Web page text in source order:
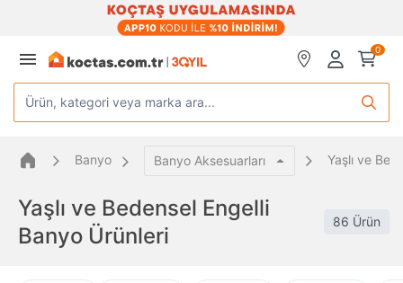
0
Ürün, kategori veya marka ara...
Banyo Banyo Aksesuarları Yaşlı ve
Yaşlı ve Bedensel Engelli
Banyo Ürünleri
86 Ürün